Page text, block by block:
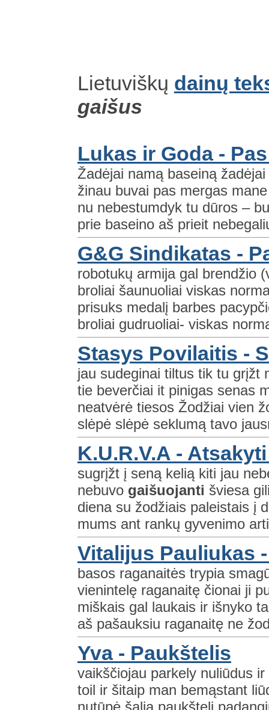
Lietuviškų dainų
gaišus
Lukas ir Goda -
Žadėjai namą baseiną
žinau buvai pas mergas
nu nebestumdyk tu dūros –
prie baseino aš prieit
G&G Sindikatas -
robotukų armija gal brendžio
broliai šaunuoliai viskas
prisuks medalį barbes
broliai gudruoliai- viskas
Stasys Povilaitis -
jau sudeginai tiltus tik tu grįžt
tie beverčiai it pinigas senas
neatvėrė tiesos Žodžiai vien
slėpė slėpė seklumą tavo
K.U.R.V.A -
sugrįžt į seną kelią kiti jau
nebuvo gaišuojanti šviesa
diena su žodžiais paleistais į
mums ant rankų gyvenimo
Vitalijus Pauliukas
basos raganaitės trypia
vienintelę raganaitę čionai ji
miškais gal laukais ir išnyko
aš pašauksiu raganaitę ne
Yva - Paukštelis
vaikščiojau parkely nuliūdus
toil ir šitaip man bemąstant
nutūpė šalia paukšteli